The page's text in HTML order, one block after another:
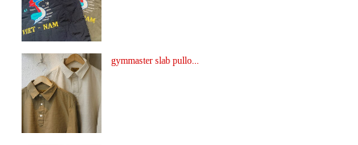
gymmaster slab pullo...